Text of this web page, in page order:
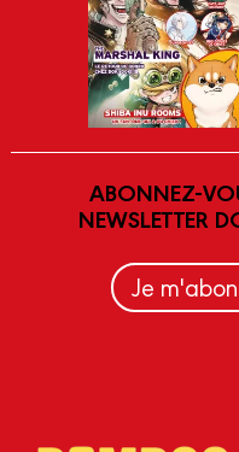
ABONNEZ-
NEWSLETTER
Je